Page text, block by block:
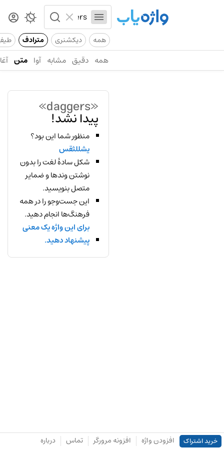
همه دیکشنری مترادف
همه دقیق مشابه آوا متن
«daggers»
پیدا نشد!
منظور شما این بود؟
یشللثقس
شکل سادهٔ لغت را بدون
نوشتن وندها و ضمایر
متصل بنویسید.
این جست‌وجو را در همه
فرهنگ‌ها انجام دهید.
برای این واژه یک معنی
پیشنهاد دهید.
خرید اشتراک افزودن واژه افزونه مرورگر تماس درباره